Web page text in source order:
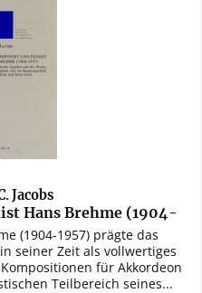
Jacobs
Hans Brehme (1904-
(1904-1957) prägte das
seiner Zeit als vollwertiges
für Akkordeon
Teilbereich seines...